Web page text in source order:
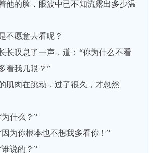
的脸，眼波中已不知流露出多少温
愿意去看呢？
叹息了一声，道：“你为什么不看
看我几眼？”
肉在跳动，过了很久，才忽然
什么？”
你根本也不想我多看你！”
说的？”